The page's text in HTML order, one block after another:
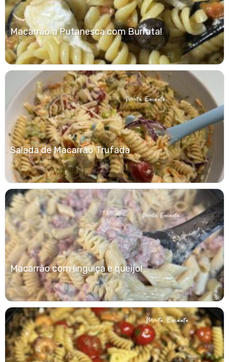
Macarrão a Putanesca com Burrata!
Salada de Macarrão Trufada
Macarrão com linguiça e queijo!